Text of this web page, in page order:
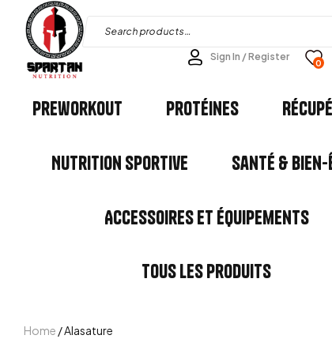
Sign In / Register
0
Preworkout Protéines
Nutrition Sportive Santé &
Accessoires et Équipements
Tous les Produits
Home / Alasature